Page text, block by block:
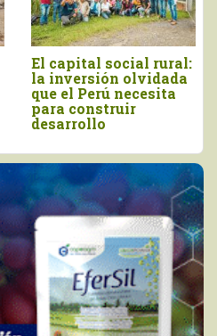
Domesticación
tecnológica del
territorio: convertir
geografía en riqueza